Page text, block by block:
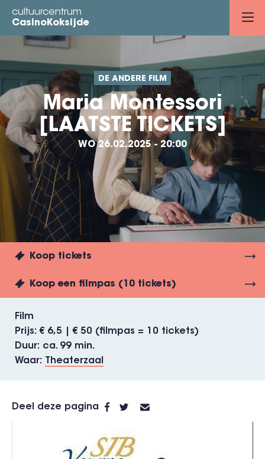
Overslaan
naar
cultuurcentrum
CasinoKoksijde
DE ANDERE FILM
Maria Montessori
[LAATSTE TICKETS]
WO 26.02.2025 - 20:00
Koop tickets
Koop een filmpas (10 tickets)
Film
Prijs
€ 6,5 | € 50 (filmpas = 10 tickets)
Duur
ca. 99 min.
Waar
Theaterzaal
Deel deze pagina